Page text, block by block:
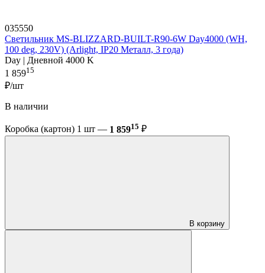
035550
Светильник MS-BLIZZARD-BUILT-R90-6W Day4000 (WH,
100 deg, 230V) (Arlight, IP20 Металл, 3 года)
Day | Дневной 4000 K
1 85915
₽/шт
В наличии
Коробка (картон) 1 шт — 1 85915 ₽
В корзину